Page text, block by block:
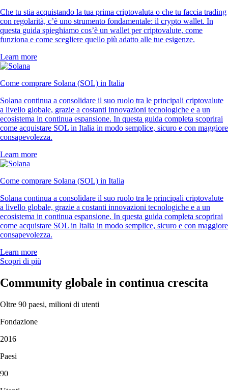
Che tu stia acquistando la tua prima criptovaluta o che tu faccia trading
con regolarità, c’è uno strumento fondamentale: il crypto wallet. In
questa guida spieghiamo cos’è un wallet per criptovalute, come
funziona e come scegliere quello più adatto alle tue esigenze.
Learn more
Come comprare Solana (SOL) in Italia
Solana continua a consolidare il suo ruolo tra le principali criptovalute
a livello globale, grazie a costanti innovazioni tecnologiche e a un
ecosistema in continua espansione. In questa guida completa scoprirai
come acquistare SOL in Italia in modo semplice, sicuro e con maggiore
consapevolezza.
Learn more
Come comprare Solana (SOL) in Italia
Solana continua a consolidare il suo ruolo tra le principali criptovalute
a livello globale, grazie a costanti innovazioni tecnologiche e a un
ecosistema in continua espansione. In questa guida completa scoprirai
come acquistare SOL in Italia in modo semplice, sicuro e con maggiore
consapevolezza.
Learn more
Scopri di più
Community globale in continua crescita
Oltre 90 paesi, milioni di utenti
Fondazione
2016
Paesi
90